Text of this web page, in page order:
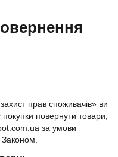
прав споживачів» ви
повернути товари,
за умови